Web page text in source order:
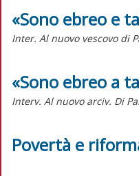
«Sono ebreo e
Inter. Al nuovo vescovo di
«Sono ebreo a
Interv. Al nuovo arciv. Di
Povertà e